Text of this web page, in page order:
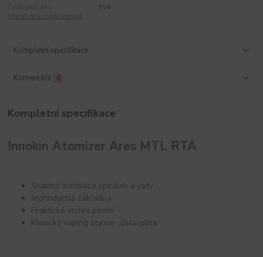
Kompletní specifikace
Komentáře 0
Kompletní specifikace
Innokin Atomizer Ares MTL RTA
Snadná instalace spirálek a vaty
Jednoduchá základna
Praktické vrchní plnění
Klasický vaping stylem „ústa-plíce“